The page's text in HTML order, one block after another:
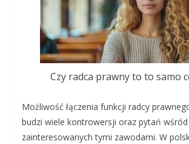
Czy radca prawny to to samo
Możliwość łączenia funkcji radcy
budzi wiele kontrowersji oraz pytań
zainteresowanych tymi zawodami. W